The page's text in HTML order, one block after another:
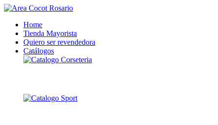
Home
Tienda Mayorista
Quiero ser revendedora
Catálogos